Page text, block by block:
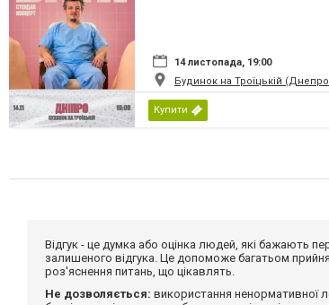
14 листопада, 19:00
Будинок на Троїцькій
Купити
Відгук - це думка або оцінка людей, які бажають
залишеного відгука. Це допоможе багатьом
роз'яснення питань, що цікавлять.
Не дозволяється: використання ненормативної